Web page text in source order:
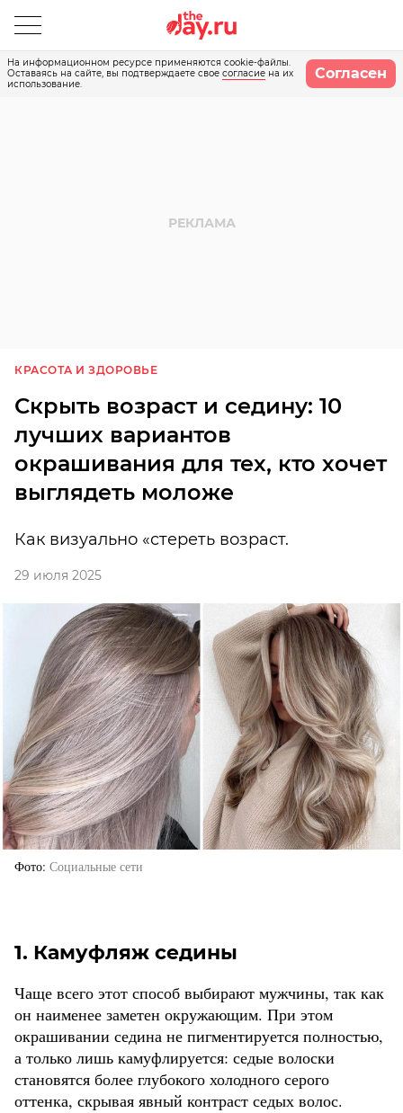
На информационном ресурсе применяются cookie-файлы.
Оставаясь на сайте, вы подтверждаете свое согласие на их
использование.
Согласен
КРАСОТА И ЗДОРОВЬЕ
Скрыть возраст и седину: 10
лучших вариантов
окрашивания для тех, кто хочет
выглядеть моложе
Как визуально «стереть возраст.
29 июля 2025
Фото Социальные сети
1. Камуфляж седины
Чаще всего этот способ выбирают мужчины, так как
он наименее заметен окружающим. При этом
окрашивании седина не пигментируется полностью,
а только лишь камуфлируется: седые волоски
становятся более глубокого холодного серого
оттенка, скрывая явный контраст седых волос.